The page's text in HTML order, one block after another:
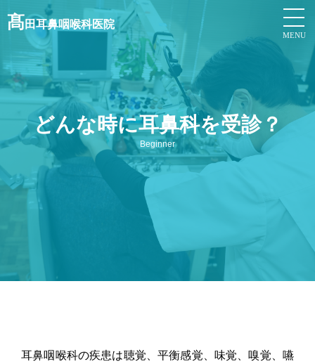
髙田耳鼻咽喉科医院
MENU
どんな時に耳鼻科を受診？
Beginner
耳鼻咽喉科の疾患は聴覚、平衡感覚、味覚、嗅覚、嚥